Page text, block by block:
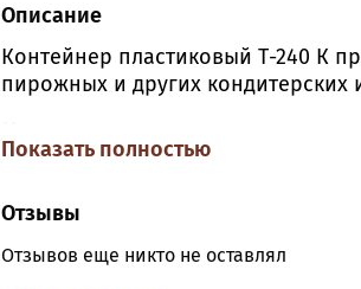
Описание
Контейнер пластиковый Т-240 К
пирожных и других кондитерских
Форма: квадратный
Показать полностью
Отзывы
Отзывов еще никто не оставлял